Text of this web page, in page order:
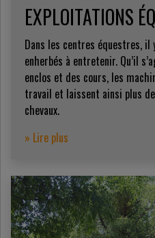
EXPLOITATIONS
Dans les centres équestres, il
enherbés à entretenir. Qu’il
enclos et des cours, les
travail et laissent ainsi plus
chevaux.
» Lire plus